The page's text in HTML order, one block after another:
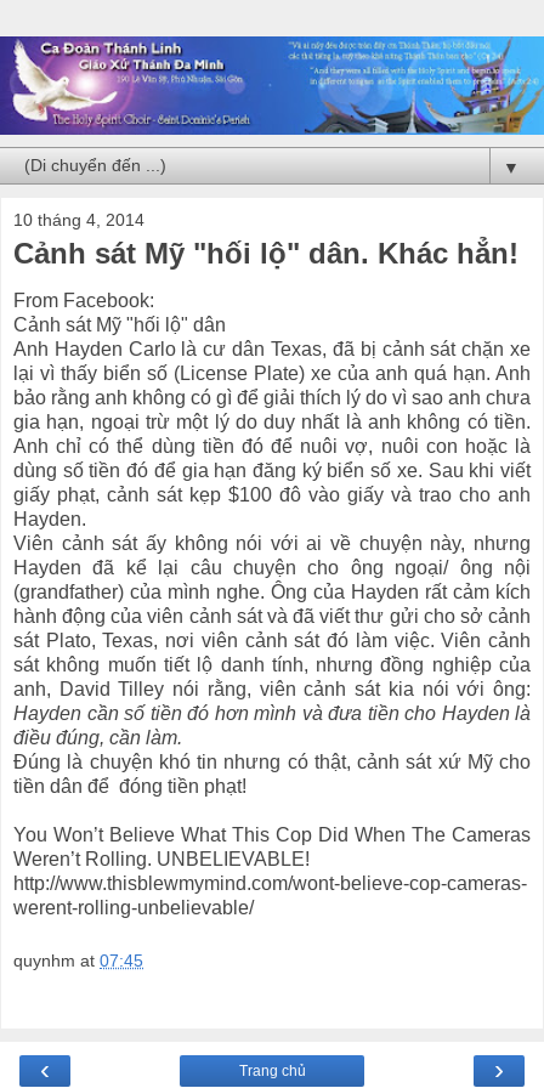
▼
10 tháng 4, 2014
Cảnh sát Mỹ "hối lộ" dân. Khác hẳn!
From Facebook:
Cảnh sát Mỹ "hối lộ" dân
Anh Hayden Carlo là cư dân Texas, đã bị cảnh sát chặn xe
lại vì thấy biển số (License Plate) xe của anh quá hạn. Anh
bảo rằng anh không có gì để giải thích lý do vì sao anh chưa
gia hạn, ngoại trừ một lý do duy nhất là anh không có tiền.
Anh chỉ có thể dùng tiền đó để nuôi vợ, nuôi con hoặc là
dùng số tiền đó để gia hạn đăng ký biển số xe. Sau khi viết
giấy phạt, cảnh sát kẹp $100 đô vào giấy và trao cho anh
Hayden.
Viên cảnh sát ấy không nói với ai về chuyện này, nhưng
Hayden đã kể lại câu chuyện cho ông ngoại/ ông nội
(grandfather) của mình nghe. Ông của Hayden rất cảm kích
hành động của viên cảnh sát và đã viết thư gửi cho sở cảnh
sát Plato, Texas, nơi viên cảnh sát đó làm việc. Viên cảnh
sát không muốn tiết lộ danh tính, nhưng đồng nghiệp của
anh, David Tilley nói rằng, viên cảnh sát kia nói với ông:
Hayden cần số tiền đó hơn mình và đưa tiền cho Hayden là
điều đúng, cần làm.
Đúng là chuyện khó tin nhưng có thật, cảnh sát xứ Mỹ cho
tiền dân để đóng tiền phạt!
You Won’t Believe What This Cop Did When The Cameras
Weren’t Rolling. UNBELIEVABLE!
http://www.thisblewmymind.com/wont-believe-cop-cameras-
werent-rolling-unbelievable/
quynhm at 07:45
‹ ›
Trang chủ